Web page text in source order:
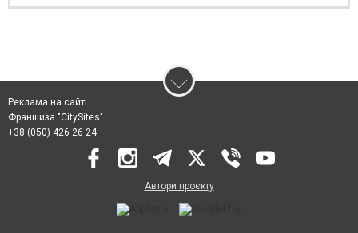
Реклама на сайті
Франшиза "CitySites"
+38 (050) 426 26 24
Автори проєкту